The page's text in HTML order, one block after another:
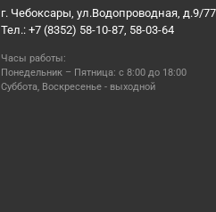
г. Чебоксары, ул.Водопроводная, д.9/77
Тел.: +7 (8352) 58-10-87, 58-03-64
Часы работы:
Понедельник – Пятница: с 8:00 до 18:00
Суббота, Воскресенье - выходной